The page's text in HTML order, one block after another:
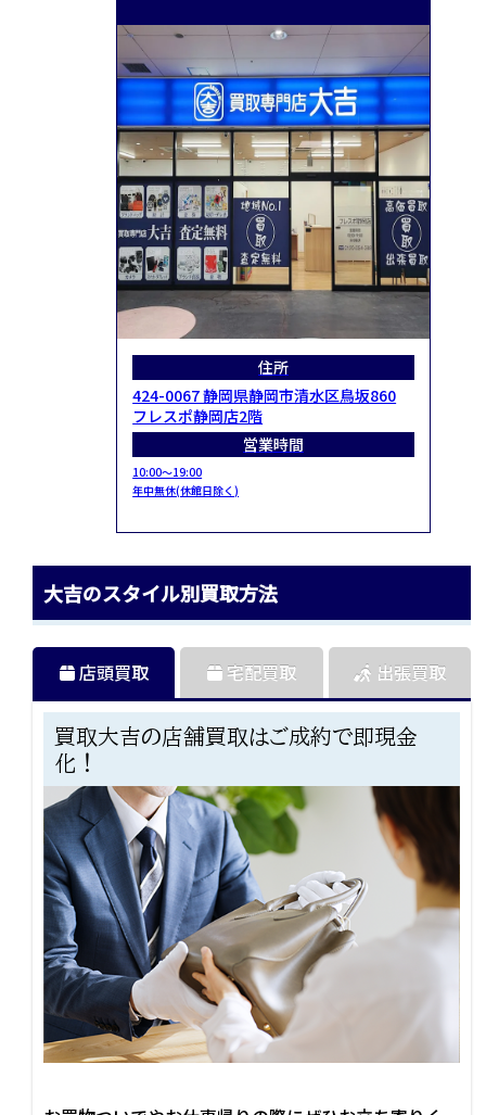
住所
424-0067 静岡県静岡市清水区鳥坂860
フレスポ静岡店2階
営業時間
10:00～19:00
年中無休(休館日除く)
大吉のスタイル別買取方法
店頭買取
買取大吉の店舗買取はご成約で即現金
化！
宅配買取 出張買取